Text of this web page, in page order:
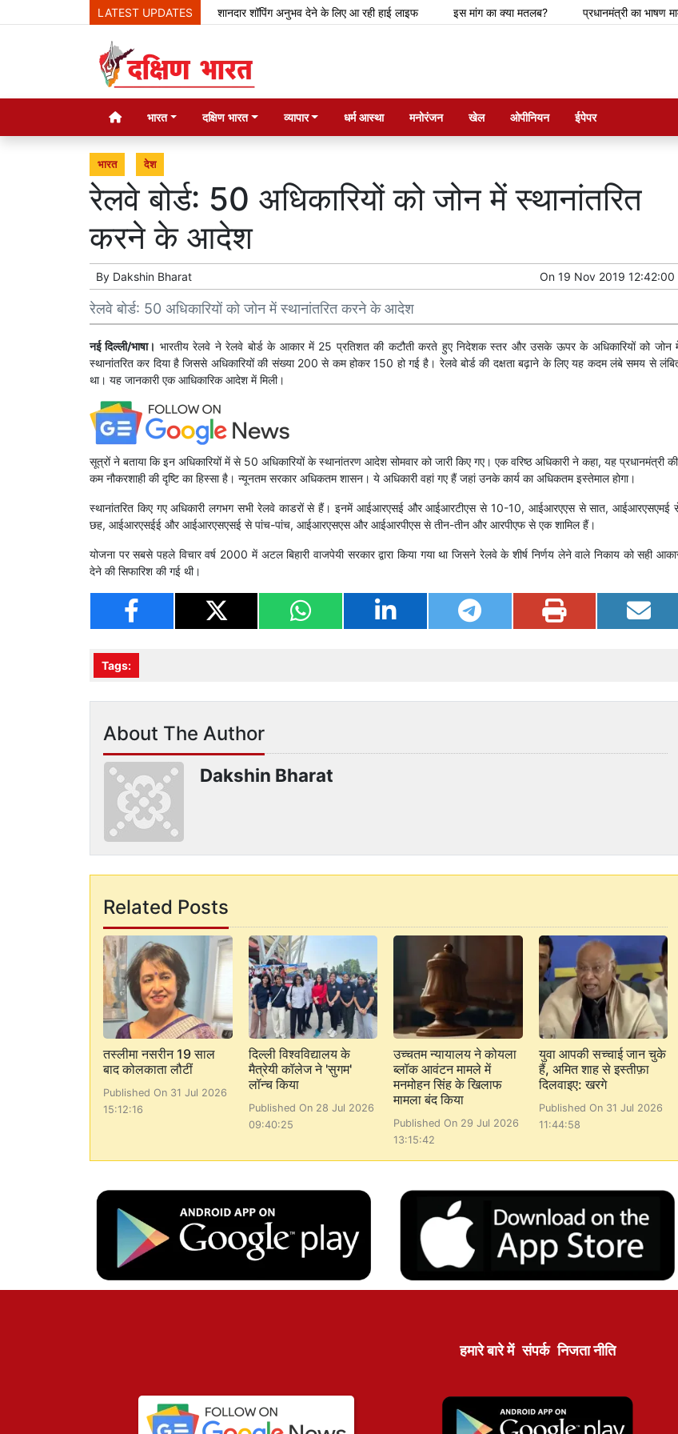
LATEST UPDATESशानदार शॉपिंग अनुभव देने के लिए आ रही हाई लाइफ इस मांग का क्या मतलब? प्रधानमंत्री का भाषण
भारत दक्षिण भारत व्यापार धर्म आस्था मनोरंजन खेल ओपीनियन ईपेपर
भारत देश
रेलवे बोर्ड: 50 अधिकारियों को जोन में स्थानांतरित
करने के आदेश
By Dakshin Bharat On 19 Nov 2019 12:42:00
रेलवे बोर्ड: 50 अधिकारियों को जोन में स्थानांतरित करने के आदेश
नई दिल्ली/भाषा। भारतीय रेलवे ने रेलवे बोर्ड के आकार में 25 प्रतिशत की कटौती करते हुए निदेशक स्तर और उसके ऊपर के अधिकारियों को जोन
स्थानांतरित कर दिया है जिससे अधिकारियों की संख्या 200 से कम होकर 150 हो गई है। रेलवे बोर्ड की दक्षता बढ़ाने के लिए यह कदम लंबे समय से
था। यह जानकारी एक आधिकारिक आदेश में मिली।
सूत्रों ने बताया कि इन अधिकारियों में से 50 अधिकारियों के स्थानांतरण आदेश सोमवार को जारी किए गए। एक वरिष्ठ अधिकारी ने कहा, यह प्रधानमंत्री की
कम नौकरशाही की दृष्टि का हिस्सा है। न्यूनतम सरकार अधिकतम शासन। ये अधिकारी वहां गए हैं जहां उनके कार्य का अधिकतम इस्तेमाल होगा।
स्थानांतरित किए गए अधिकारी लगभग सभी रेलवे काडरों से हैं। इनमें आईआरएसई और आईआरटीएस से 10-10, आईआरएएस से सात, आईआरएसएमई
छह, आईआरएसईई और आईआरएसएसई से पांच-पांच, आईआरएसएस और आईआरपीएस से तीन-तीन और आरपीएफ से एक शामिल हैं।
योजना पर सबसे पहले विचार वर्ष 2000 में अटल बिहारी वाजपेयी सरकार द्वारा किया गया था जिसने रेलवे के शीर्ष निर्णय लेने वाले निकाय को सही
देने की सिफारिश की गई थी।
Tags:
About The Author
Dakshin Bharat
Related Posts
तस्लीमा नसरीन 19 साल
बाद कोलकाता लौटीं
Published On 31 Jul 2026
15:12:16
दिल्ली विश्वविद्यालय के
मैत्रेयी कॉलेज ने 'सुगम'
लॉन्च किया
Published On 28 Jul 2026
09:40:25
उच्चतम न्यायालय ने कोयला
ब्लॉक आवंटन मामले में
मनमोहन सिंह के खिलाफ
मामला बंद किया
Published On 29 Jul 2026
13:15:42
युवा आपकी सच्चाई जान चुके
हैं, अमित शाह से इस्तीफ़ा
दिलवाइए: खरगे
Published On 31 Jul 2026
11:44:58
हमारे बारे में संपर्क निजता नीति